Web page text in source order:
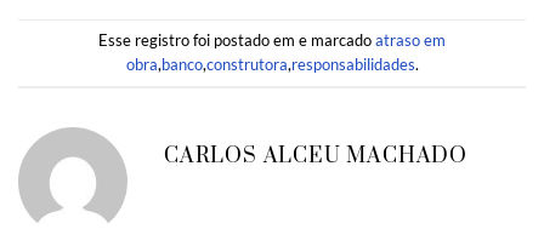
Esse registro foi postado em e marcadoatraso em
obra,banco,construtora,responsabilidades.
CARLOS ALCEU MACHADO